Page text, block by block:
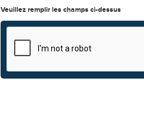
Veuillez remplir les champs ci-dessus